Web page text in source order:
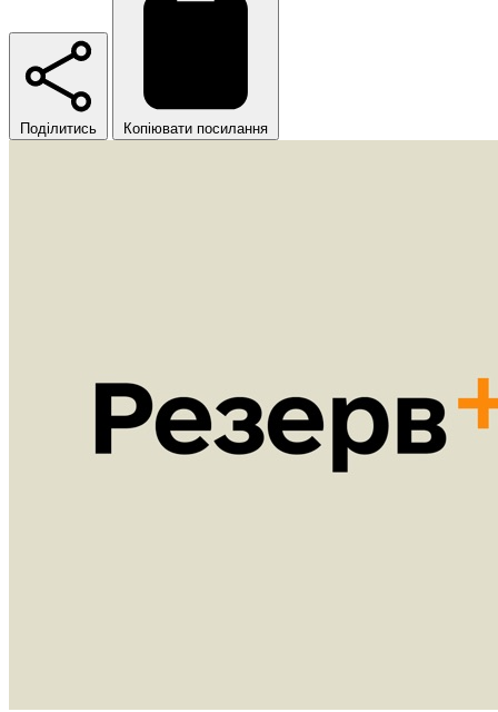
Поділитись Копіювати посилання